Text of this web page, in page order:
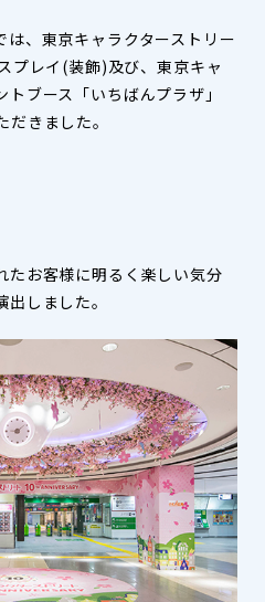
、東京キャラクターストリー
プレイ(装飾)及び、東京キャ
ブース「いちばんプラザ」
きました。
たお客様に明るく楽しい気分
しました。